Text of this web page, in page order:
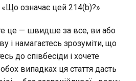
означає цей 214(b)?»
це — швидше за все, ви або
і намагаєтесь зрозуміти, що
до співбесіди і хочете
випадках ця стаття дасть